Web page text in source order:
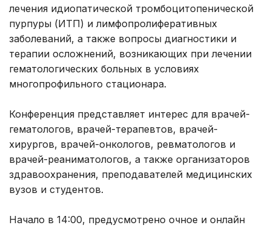
лечения идиопатической тромбоцитопенической
пурпуры (ИТП) и лимфопролиферативных
заболеваний, а также вопросы диагностики и
терапии осложнений, возникающих при лечении
гематологических больных в условиях
многопрофильного стационара.
Конференция представляет интерес для врачей-
гематологов, врачей-терапевтов, врачей-
хирургов, врачей-онкологов, ревматологов и
врачей-реаниматологов, а также организаторов
здравоохранения, преподавателей медицинских
вузов и студентов.
Начало в 14:00, предусмотрено очное и онлайн